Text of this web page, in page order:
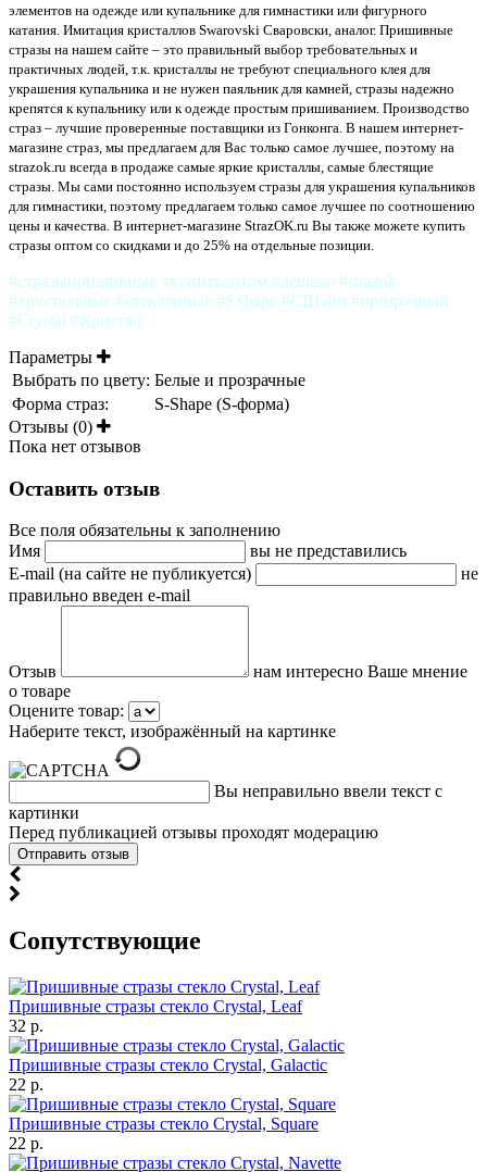
элементов на одежде или купальнике для гимнастики или фигурного
катания. Имитация кристаллов Swarovski Сваровски, аналог. Пришивные
стразы на нашем сайте – это правильный выбор требовательных и
практичных людей, т.к. кристаллы не требуют специального клея для
украшения купальника и не нужен паяльник для камней, стразы надежно
крепятся к купальнику или к одежде простым пришиванием. Производство
страз – лучшие проверенные поставщики из Гонконга. В нашем интернет-
магазине страз, мы предлагаем для Вас только самое лучшее, поэтому на
strazok.ru всегда в продаже самые яркие кристаллы, самые блестящие
стразы. Мы сами постоянно используем стразы для украшения купальников
для гимнастики, поэтому предлагаем только самое лучшее по соотношению
цены и качества . В интернет-магазине StrazOK.ru Вы также можете купить
стразы оптом со скидками и до 25% на отдельные позиции.
#стразыпришивные #купитьоптом #дешево #strazok
#хрустальные #стеклянные #SShape #СШэйп #прозрачный
#Crystal #Кристал
Параметры
Выбрать по цвету: Белые и прозрачные
Форма страз:
S-Shape (S-форма)
Отзывы (0)
Пока нет отзывов
Оставить отзыв
Все поля обязательны к заполнению
Имя
вы не представились
E-mail (на сайте не публикуется)
не
правильно введен e-mail
Отзыв
нам интересно Ваше мнение
о товаре
Оцените товар:
Наберите текст, изображённый на картинке
Вы неправильно ввели текст с
картинки
Перед публикацией отзывы проходят модерацию
Cопутствующие
Пришивные стразы стекло Crystal, Leaf
32 р.
Пришивные стразы стекло Crystal, Galactic
22 р.
Пришивные стразы стекло Crystal, Square
22 р.